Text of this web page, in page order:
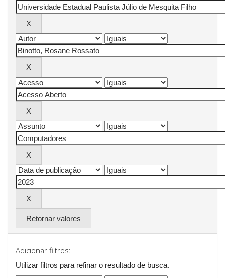
Retornar valores
Adicionar filtros:
Utilizar filtros para refinar o resultado de busca.